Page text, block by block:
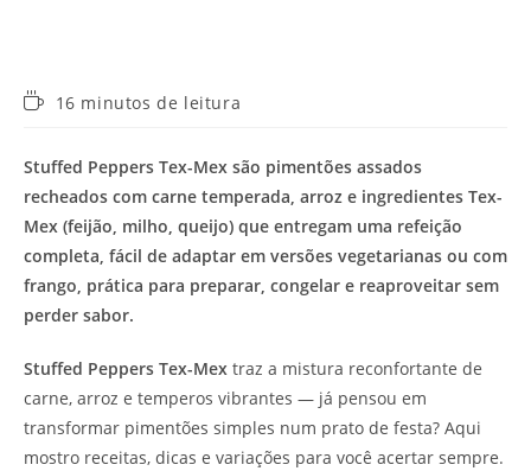
Tempo16 minutos de leitura
Stuffed Peppers Tex-Mex são pimentões assados
recheados com carne temperada, arroz e ingredientes Tex-
Mex (feijão, milho, queijo) que entregam uma refeição
completa, fácil de adaptar em versões vegetarianas ou com
frango, prática para preparar, congelar e reaproveitar sem
perder sabor.
Stuffed Peppers Tex-Mex traz a mistura reconfortante de
carne, arroz e temperos vibrantes — já pensou em
transformar pimentões simples num prato de festa? Aqui
mostro receitas, dicas e variações para você acertar sempre.